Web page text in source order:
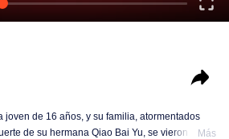
joven de 16 años, y su familia, atormentados
de su hermana Qiao Bai Yu, se vieron
Más